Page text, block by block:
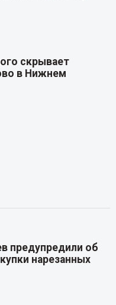
скрывает
в Нижнем
предупредили об
нарезанных